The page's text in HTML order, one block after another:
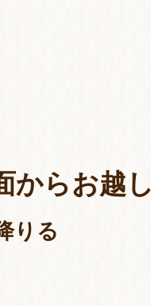
からお越
りる